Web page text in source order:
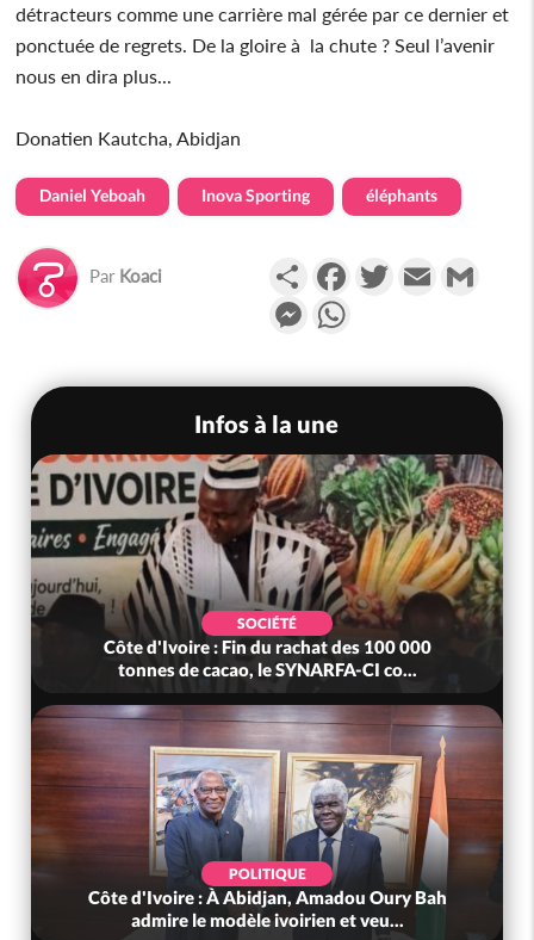
détracteurs comme une carrière mal gérée par ce dernier et
ponctuée de regrets. De la gloire à la chute ? Seul l’avenir
nous en dira plus...
Donatien Kautcha, Abidjan
Daniel Yeboah Inova Sporting éléphants
Par Koaci PartagerFacebookTwitterEmail
Messenger
Infos à la une
SOCIÉTÉ
Côte d'Ivoire : Fin du rachat des 100 000
tonnes de cacao, le SYNARFA-CI co...
POLITIQUE
Côte d'Ivoire : À Abidjan, Amadou Oury Bah
admire le modèle ivoirien et veu...